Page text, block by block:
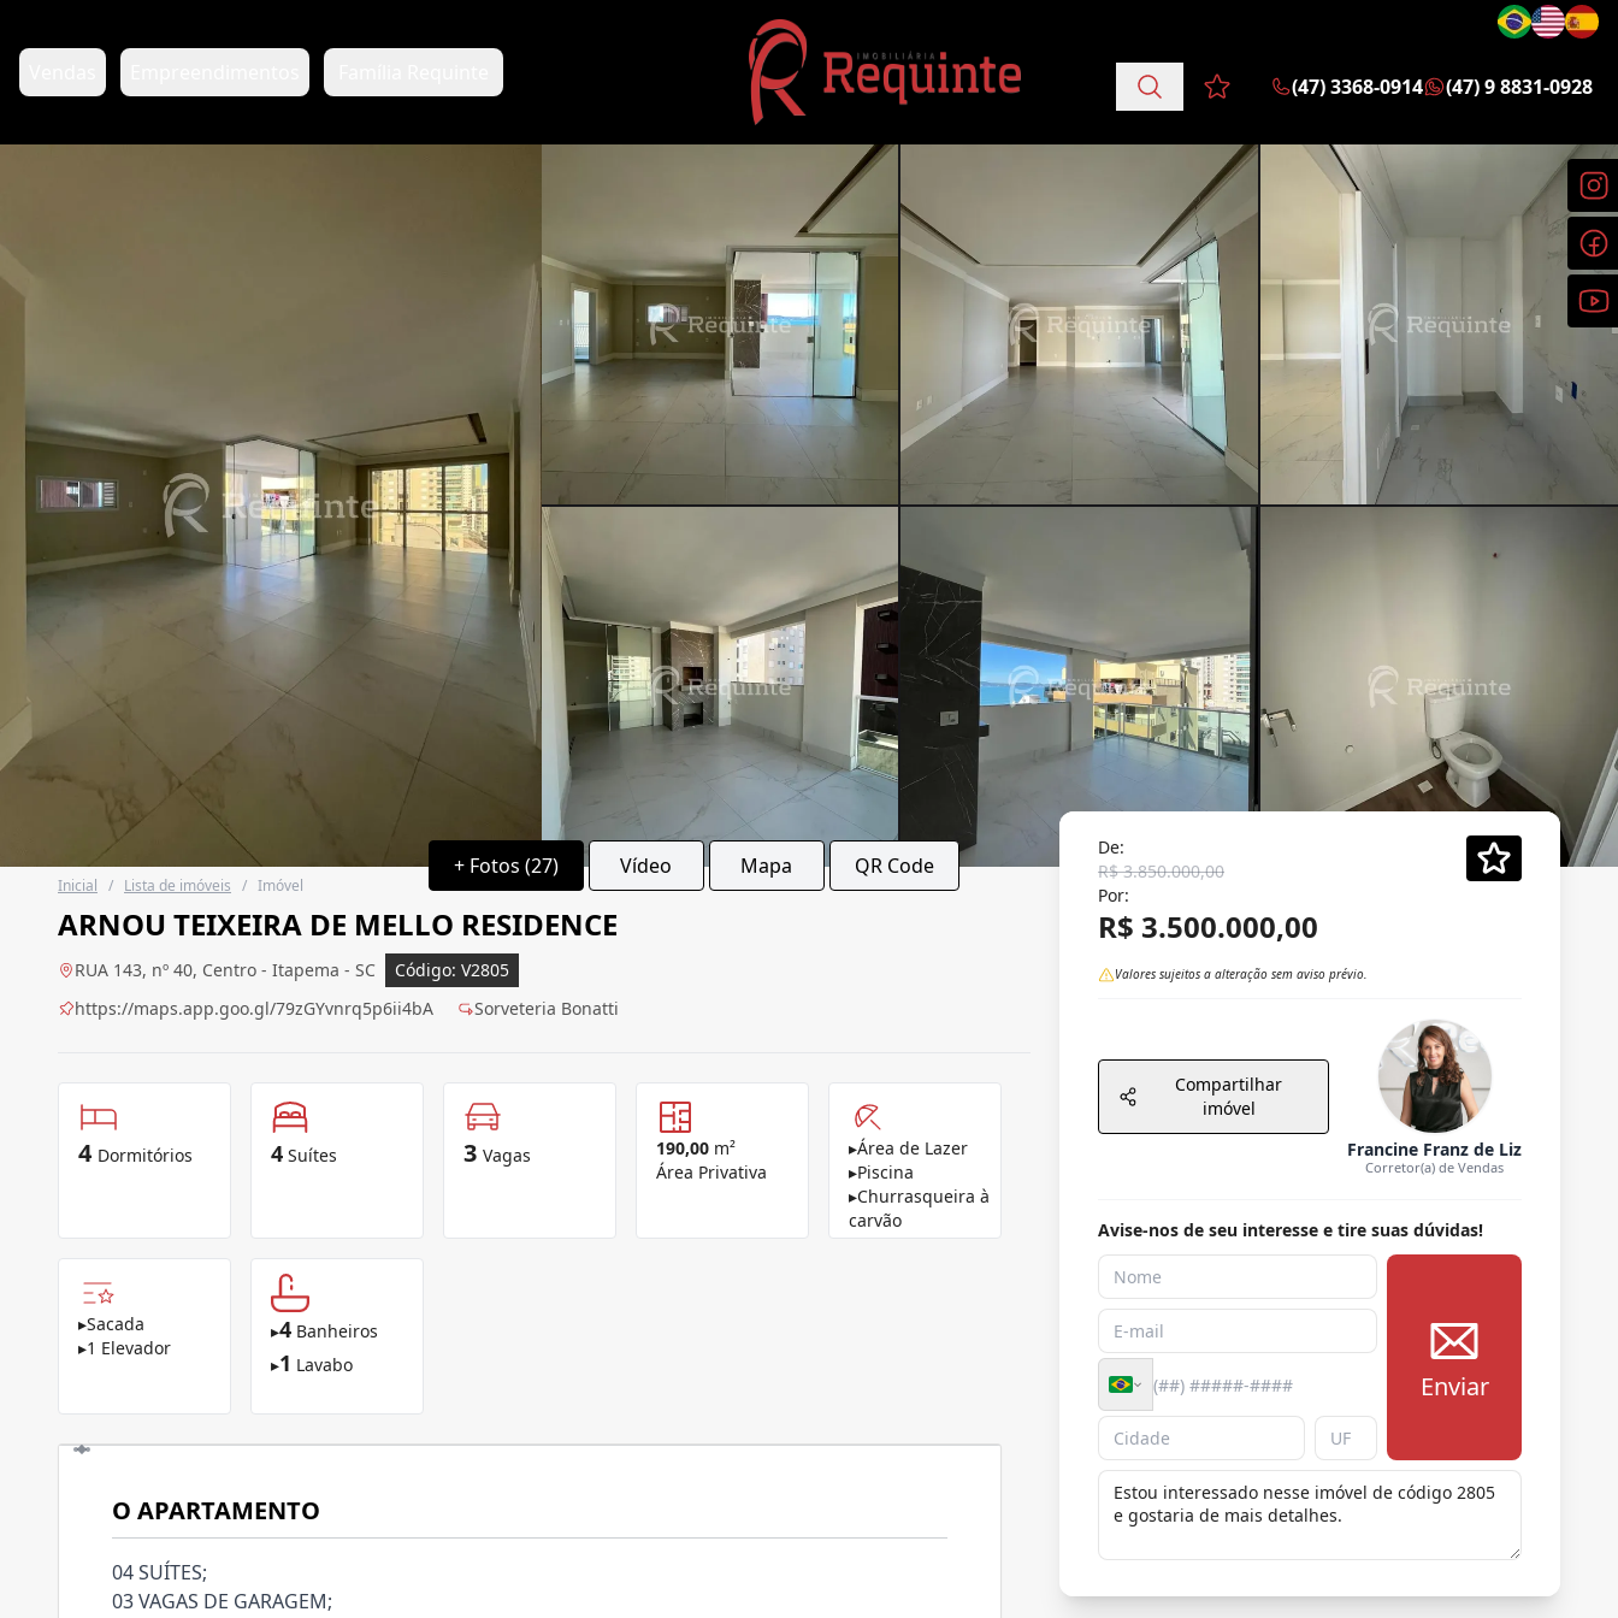
Favoritos (0 itens)
(47) 3368-0914 (47) 9 8831-0928
+ Fotos (27) Vídeo Mapa QR Code
Inicial / Lista de imóveis / Imóvel
ARNOU TEIXEIRA DE MELLO RESIDENCE
RUA 143, nº 40, Centro - Itapema - SC
Código: V2805
https://maps.app.goo.gl/79zGYvnrq5p6ii4bA
Sorveteria Bonatti
4 Dormitórios 4 Suítes 3 Vagas 190,00 m²
Área Privativa
▸Área de Lazer
▸Piscina
▸Churrasqueira à
carvão
▸Sacada
▸1 Elevador
▸4 Banheiros
▸1 Lavabo
O APARTAMENTO
04 SUÍTES;
03 VAGAS DE GARAGEM;
De:
R$ 3.850.000,00
Por:
R$ 3.500.000,00
Valores sujeitos a alteração sem aviso prévio.
Compartilhar
imóvel
Francine Franz de Liz
Corretor(a) de Vendas
Avise-nos de seu interesse e tire suas dúvidas!
Enviar